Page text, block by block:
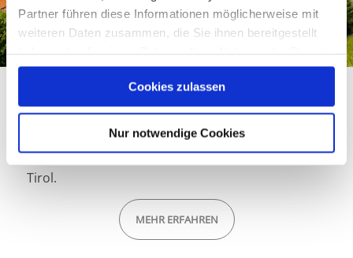
Partner führen diese Informationen möglicherweise mit
weiteren Daten zusammen, die Sie ihnen bereitgestellt
gesammelt haben.
Cookies zulassen
Nur notwendige Cookies
Bergsteigerdorf Sachrang
den Bergen Geigelstein und Spitzstein, mit einem
wunderschönen Blick auf den Zahmen Kaiser in
Tirol.
MEHR ERFAHREN